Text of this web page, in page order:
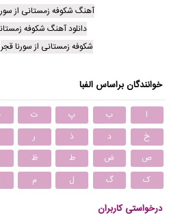
آهنگ شکوفه زمستانی از
دانلود آهنگ شکوفه
شکوفه زمستانی از سورنا قجر
خوانندگان براساس الفبا
ا ب پ ت
خ
د ذ ر
ص
ض ط ظ
ک
گ ل م
درخواستی کاربران